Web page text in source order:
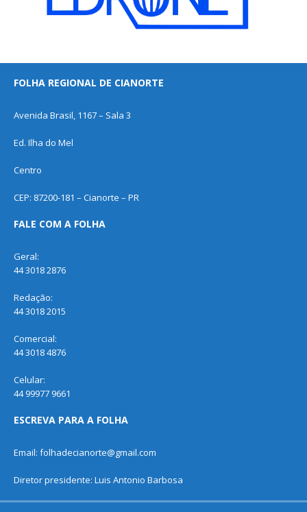
FOLHA REGIONAL DE CIANORTE
Avenida Brasil, 1167 – Sala 3
Ed. Ilha do Mel
Centro
CEP: 87200-181 – Cianorte – PR
FALE COM A FOLHA
Geral:
44 3018 2876
Redação:
44 3018 2015
Comercial:
44 3018 4876
Celular:
44 99977 9661
ESCREVA PARA A FOLHA
Email: folhadecianorte@gmail.com
Diretor presidente: Luis Antonio Barbosa